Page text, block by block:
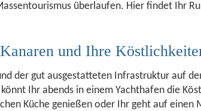
überlaufen. Hier findet Ihr
und Ihre
der gut ausgestatteten Infrastruktur auf
Ihr abends in einem Yachthafen die
Küche genießen oder Ihr geht auf einen